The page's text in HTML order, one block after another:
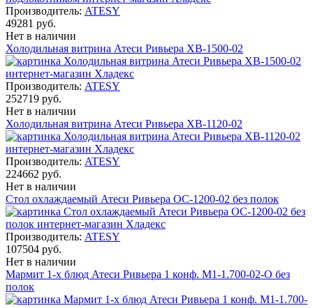
Производитель: ATESY
49281 руб.
Нет в наличии
Холодильная витрина Атеси Ривьера ХВ-1500-02
Производитель: ATESY
252719 руб.
Нет в наличии
Холодильная витрина Атеси Ривьера ХВ-1120-02
Производитель: ATESY
224662 руб.
Нет в наличии
Стол охлаждаемый Атеси Ривьера ОС-1200-02 без полок
Производитель: ATESY
107504 руб.
Нет в наличии
Мармит 1-х блюд Атеси Ривьера 1 конф. М1-1.700-02-О без
полок